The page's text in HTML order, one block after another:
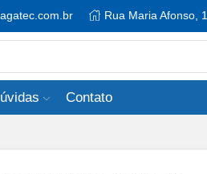
Rua Maria Afonso,
Contato